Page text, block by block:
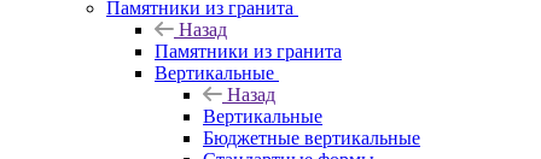
Памятники из гранита
Назад
Памятники из гранита
Вертикальные
Назад
Вертикальные
Бюджетные вертикальные